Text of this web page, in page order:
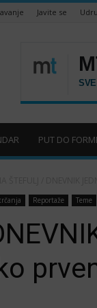
Javite se
PUT DO
Reportaže Teme